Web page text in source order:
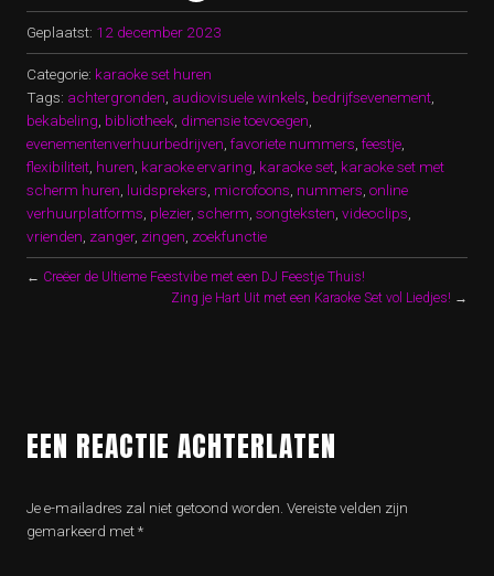
Geplaatst: 12 december 2023
Categorie: karaoke set huren
Tags: achtergronden audiovisuele winkels bedrijfsevenement
bekabeling bibliotheek dimensie toevoegen
evenementenverhuurbedrijven favoriete nummers feestje
flexibiliteit huren karaoke ervaring karaoke set karaoke set met
scherm huren luidsprekers microfoons nummers online
verhuurplatforms plezier, scherm songteksten videoclips
vrienden zanger, zingen zoekfunctie
← Creëer de Ultieme Feestvibe met een DJ Feestje Thuis!
Zing je Hart Uit met een Karaoke Set vol Liedjes! →
EEN REACTIE ACHTERLATEN
Je e-mailadres zal niet getoond worden. Vereiste velden zijn
gemarkeerd met*